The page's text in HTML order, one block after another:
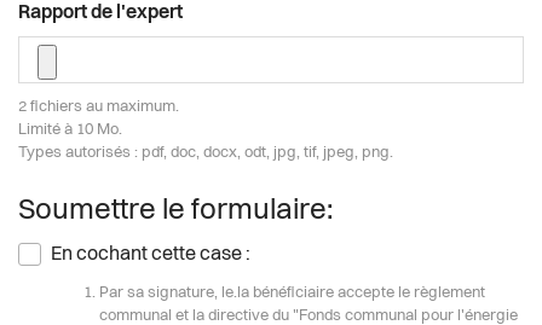
Rapport de l'expert
2 fichiers au maximum.
Limité à 10 Mo.
Types autorisés : pdf, doc, docx, odt, jpg, tif, jpeg, png.
Soumettre le formulaire:
En cochant cette case :
Par sa signature, le.la bénéficiaire accepte le règlement
communal et la directive du "Fonds communal pour l'énergie